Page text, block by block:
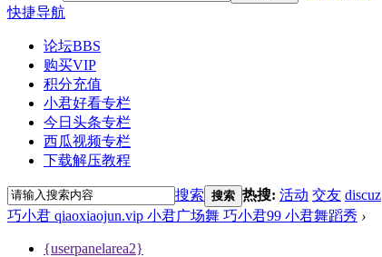
快捷导航
论坛BBS
购买VIP
积分充值
小君好看专栏
今日头条专栏
西瓜视频专栏
下载解压教程
搜索 搜索 热搜: 活动 交友 discuz
巧小君 qiaoxiaojun.vip 小君广场舞 巧小君99 小君舞蹈秀 ›
{userpanelarea2}